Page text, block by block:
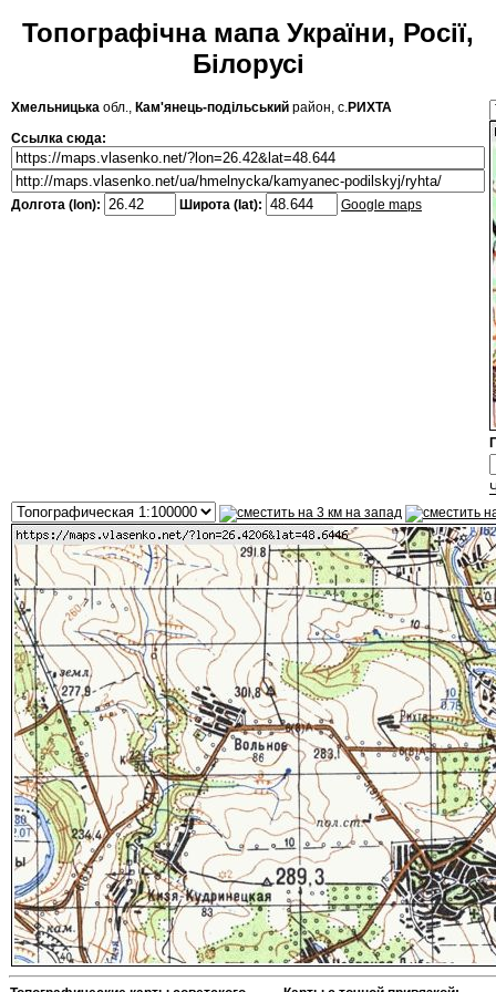
Топографічна мапа України, Росії,
Білорусі
Хмельницька обл., Кам'янець-подільський район, с.РИХТА
Ссылка сюда:
Долгота (lon): Широта (lat): Google maps